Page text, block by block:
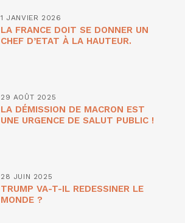
1 JANVIER 2026
LA FRANCE DOIT SE DONNER UN
CHEF D’ETAT À LA HAUTEUR.
29 AOÛT 2025
LA DÉMISSION DE MACRON EST
UNE URGENCE DE SALUT PUBLIC !
28 JUIN 2025
TRUMP VA-T-IL REDESSINER LE
MONDE ?